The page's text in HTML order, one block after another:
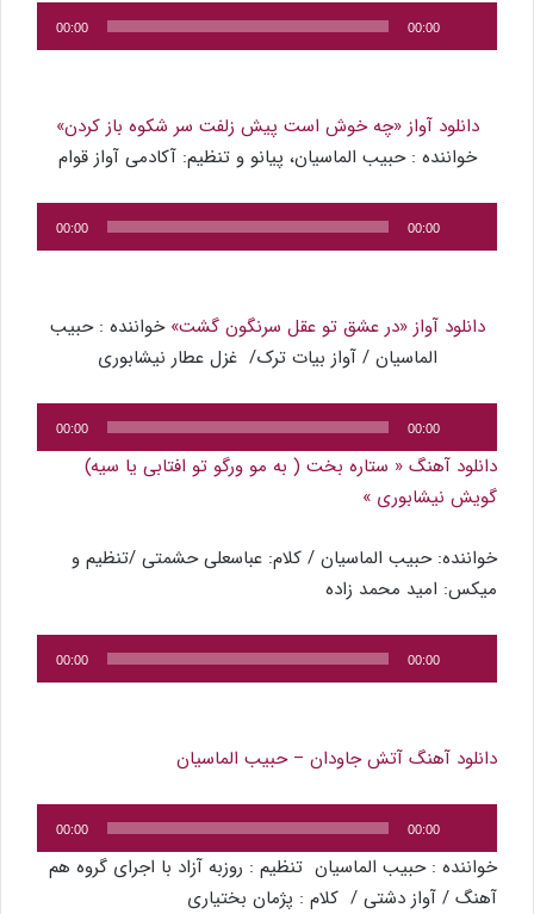
پخش‌کننده
صوت
00:00
00:00
دانلود آواز «چه خوش است پیش زلفت سر شکوه باز کردن»
خواننده : حبیب الماسیان، پیانو و تنظیم: آکادمی آواز قوام
پخش‌کننده
صوت
00:00
00:00
دانلود آواز «در عشق تو عقل سرنگون گشت» خواننده : حبیب
الماسیان / آواز بیات ترک/ غزل عطار نیشابوری
پخش‌کننده
صوت
00:00
00:00
دانلود آهنگ « ستاره بخت ( به مو ورگو تو افتابی یا سیه)
گویش نیشابوری »
خواننده: حبیب الماسیان / کلام: عباسعلی حشمتی /تنظیم و
میکس: امید محمد زاده
پخش‌کننده
صوت
00:00
00:00
دانلود آهنگ آتش جاودان – حبیب الماسیان
پخش‌کننده
صوت
00:00
00:00
خواننده : حبیب الماسیان تنظیم : روزبه آزاد با اجرای گروه هم
آهنگ / آواز دشتی / کلام : پژمان بختیاری